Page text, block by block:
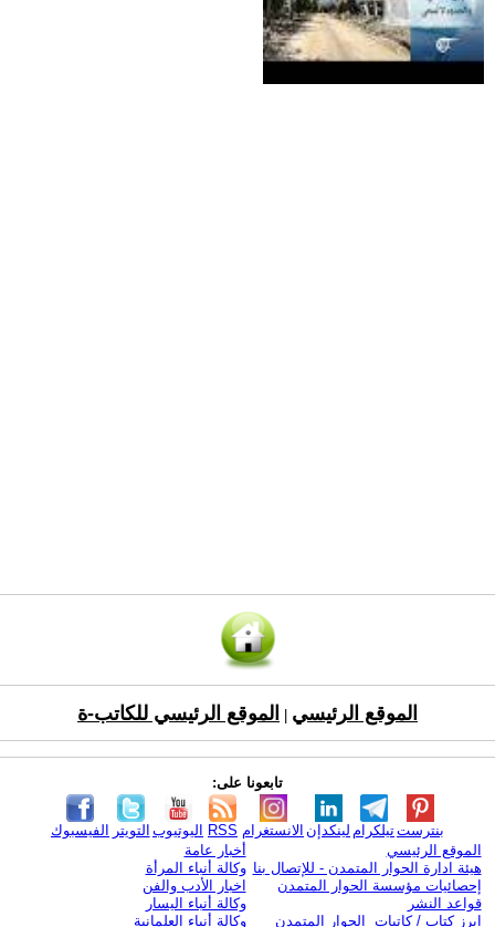
الموقع الرئيسي الموقع الرئيسي للكاتب-ة
تابعونا على:
الفيسبوك التويتر اليوتيوب RSS الانستغرام لينكدإن تيلكرامبنترست
الموقع الرئيسي
هيئة ادارة الحوار المتمدن - للإتصال بنا
إحصائيات مؤسسة الحوار المتمدن
قواعد النشر
ابرز كتاب / كاتبات الحوار المتمدن
أخبار عامة
وكالة أنباء المرأة
اخبار الأدب والفن
وكالة أنباء اليسار
وكالة أنباء العلمانية